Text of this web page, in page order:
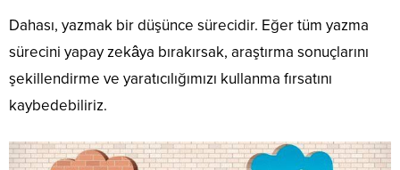
Dahası, yazmak bir düşünce sürecidir. Eğer tüm yazma
sürecini yapay zekâya bırakırsak, araştırma sonuçlarını
şekillendirme ve yaratıcılığımızı kullanma fırsatını
kaybedebiliriz.